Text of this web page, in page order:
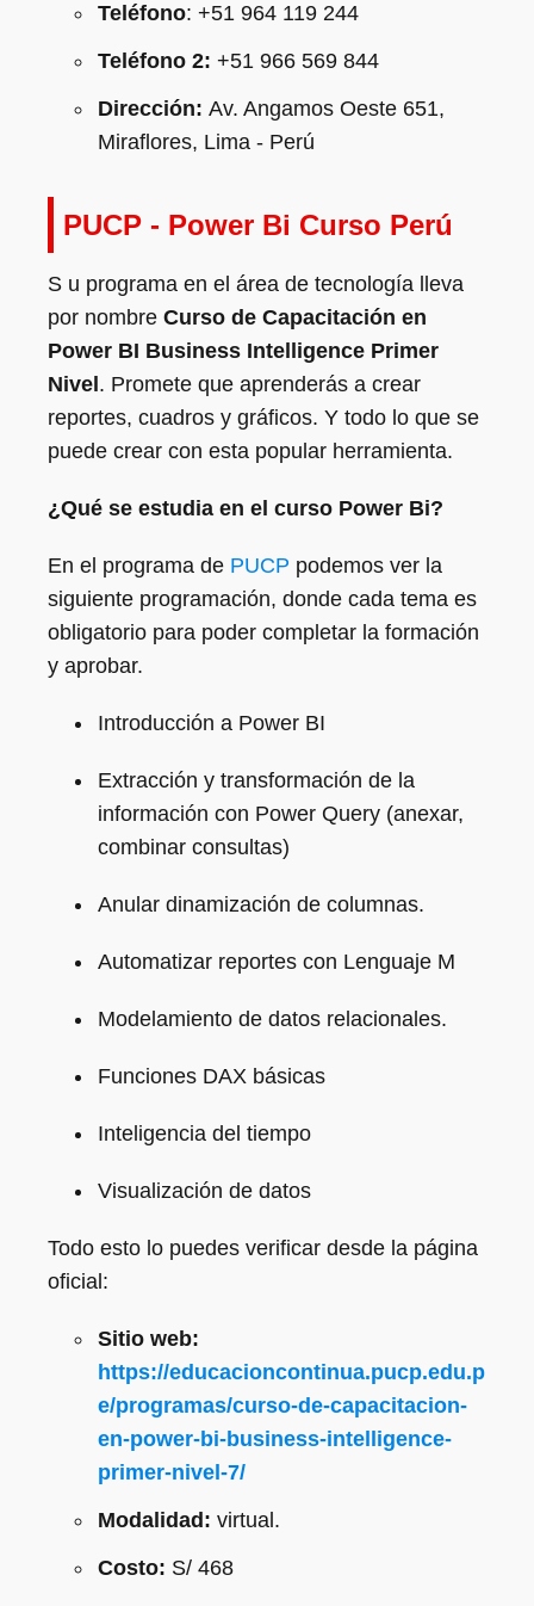
Teléfono: +51 964 119 244
Teléfono 2: +51 966 569 844
Dirección: Av. Angamos Oeste 651,
Miraflores, Lima - Perú​
PUCP - Power Bi Curso Perú
S u programa en el área de tecnología lleva
por nombre Curso de Capacitación en
Power BI Business Intelligence Primer
Nivel . Promete que aprenderás a crear
reportes, cuadros y gráficos. Y todo lo que se
puede crear con esta popular herramienta.
¿Qué se estudia en el curso Power Bi?
En el programa de PUCP podemos ver la
siguiente programación, donde cada tema es
obligatorio para poder completar la formación
y aprobar.
Introducción a Power BI
Extracción y transformación de la
información con Power Query (anexar,
combinar consultas)
Anular dinamización de columnas.
Automatizar reportes con Lenguaje M
Modelamiento de datos relacionales.
Funciones DAX básicas
Inteligencia del tiempo
Visualización de datos
Todo esto lo puedes verificar desde la página
oficial:
Sitio web:
https://educacioncontinua.pucp.edu.p
e/programas/curso-de-capacitacion-
en-power-bi-business-intelligence-
primer-nivel-7/
Modalidad: virtual.
Costo: S/ 468